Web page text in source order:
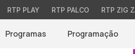
RTP PLAY RTP PALCO RTP ZIG
Programas Programação